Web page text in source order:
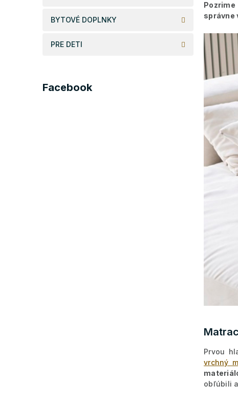
BYTOVÉ DOPLNKY
PRE DETI
Facebook
správne
Prvou
vrchný
obľúbili